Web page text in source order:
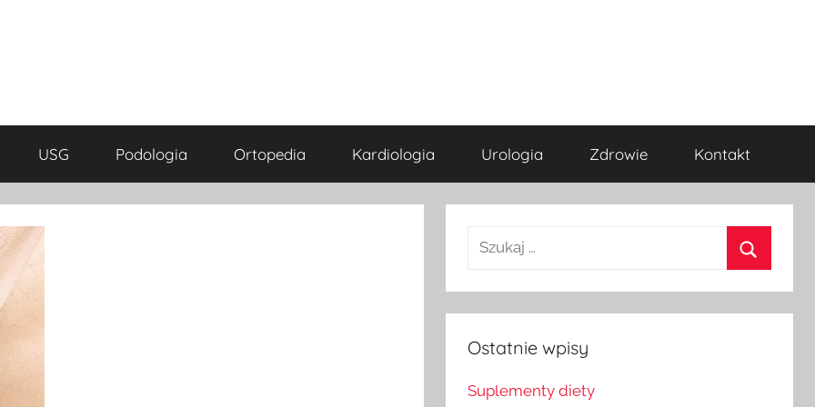
USG Podologia Ortopedia Kardiologia Urologia Zdrowie Kontakt
Szukaj
Ostatnie wpisy
Suplementy diety